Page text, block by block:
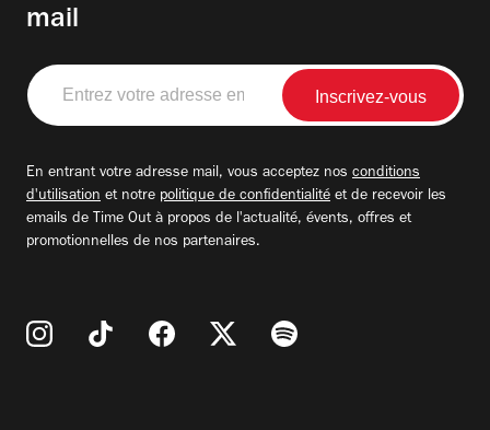
mail
Entrez
votre
adresse
En entrant votre adresse mail, vous acceptez nos conditions
d'utilisation et notre politique de confidentialité et de recevoir les
emails de Time Out à propos de l'actualité, évents, offres et
promotionnelles de nos partenaires.